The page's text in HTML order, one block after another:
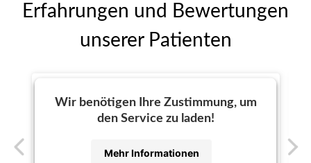
Erfahrungen und Bewertungen
unserer Patienten
Wir benötigen Ihre Zustimmung, um
den Service zu laden!
Mehr Informationen